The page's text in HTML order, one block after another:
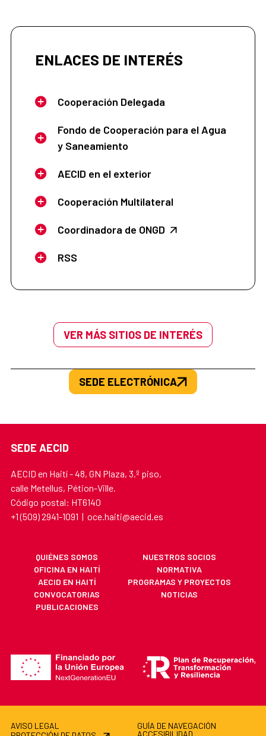
ENLACES DE INTERÉS
Cooperación Delegada
Fondo de Cooperación para el Agua
y Saneamiento
AECID en el exterior
Cooperación Multilateral
Coordinadora de ONGD
RSS
VER MÁS SITIOS DE INTERÉS
SEDE ELECTRÓNICA
SEDE AECID
AECID en Haití - 48, GN Plaza, 3.º piso,
calle Metellus, Pétion-Ville.
Código postal: HT6140
+1 (509) 2941-1091 | oce.haiti@aecid.es
QUIÉNES SOMOS
NUESTROS SOCIOS
OFICINA EN HAITÍ
NORMATIVA
AECID EN HAITÍ
PROGRAMAS Y PROYECTOS
CONVOCATORIAS
NOTICIAS
PUBLICACIONES
AVISO LEGAL
GUÍA DE NAVEGACIÓN
ACCESIBILIDAD